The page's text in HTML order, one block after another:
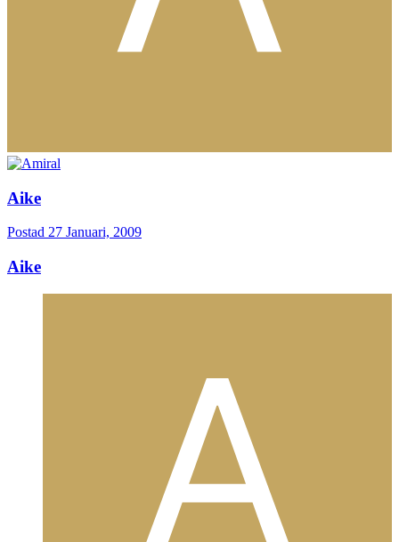
Aike
Postad 27 Januari, 2009
Aike